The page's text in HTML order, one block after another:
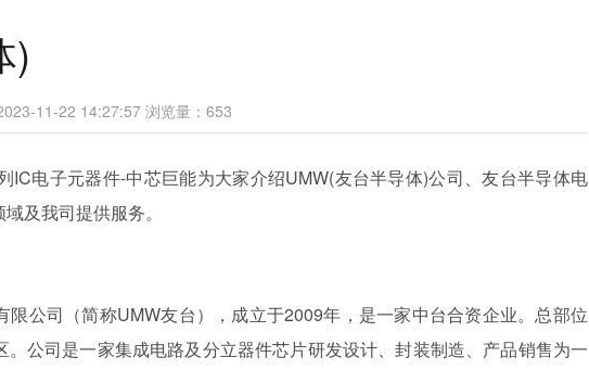
)
11-22 14:27:57浏览量： 653
IC电子元器件-中芯巨能为大家介绍UMW(友台半导体)公司、友台半导体电
及我司提供服务。
限公司（简称UMW友台），成立于2009年，是一家中台合资企业。总部位
公司是一家集成电路及分立器件芯片研发设计、封装制造、产品销售为一